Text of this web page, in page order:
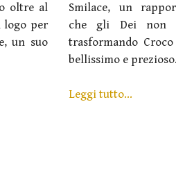
oltre al
logo per
un suo
Smilace, un
che gli Dei non
trasformando
bellissimo e
Leggi tutto...